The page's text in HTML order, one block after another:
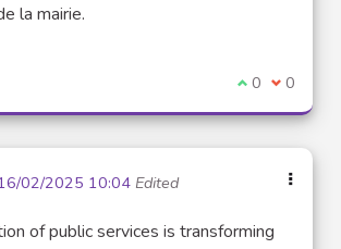
la mairie.
I agree with
0 I 0
02/2025 10:04 Edited
of public services is transforming